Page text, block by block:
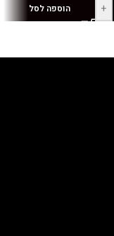
+ הוספה לסל